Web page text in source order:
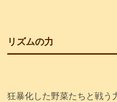
リズムの力
狂暴化した野菜たちと戦う